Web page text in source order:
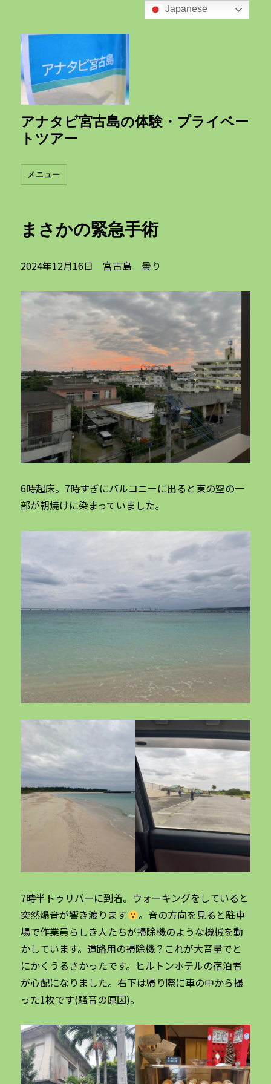
アナタビ宮古島の体験・プライベー
トツアー
メニュー
まさかの緊急手術
2024年12月16日 宮古島 曇り
6時起床。7時すぎにバルコニーに出ると東の空の一
部が朝焼けに染まっていました。
7時半トゥリバーに到着。ウォーキングをしていると
突然爆音が響き渡ります
。音の方向を見ると駐車
場で作業員らしき人たちが掃除機のような機械を動
かしています。道路用の掃除機？これが大音量でと
にかくうるさかったです。ヒルトンホテルの宿泊者
が心配になりました。右下は帰り際に車の中から撮
った1枚です(騒音の原因)。
Japanese